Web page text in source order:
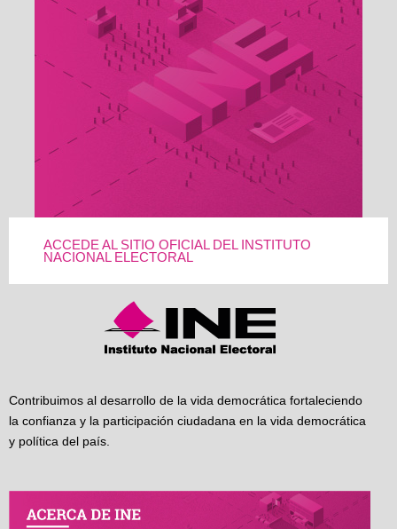
ACCEDE AL SITIO OFICIAL DEL INSTITUTO
NACIONAL ELECTORAL
Contribuimos al desarrollo de la vida democrática fortaleciendo
la confianza y la participación ciudadana en la vida democrática
y política del país.